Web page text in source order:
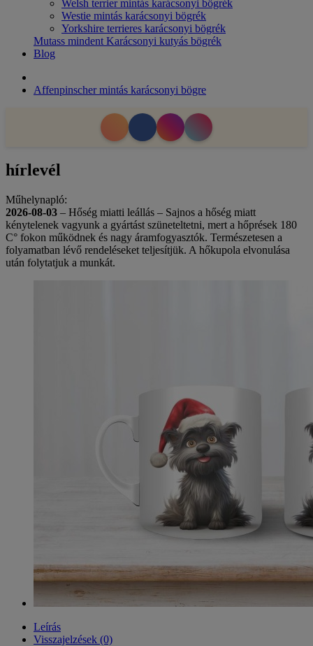
Welsh terrier mintás karácsonyi bögrék
Westie mintás karácsonyi bögrék
Yorkshire terrieres karácsonyi bögrék
Mutass mindent Karácsonyi kutyás bögrék
Blog
Affenpinscher mintás karácsonyi bögre
hírlevél
Műhelynapló:
2026-08-03 – Hőség miatti leállás – Sajnos a hőség miatt
kénytelenek vagyunk a gyártást szüneteltetni, mert a hőprések 180
C° fokon működnek és nagy áramfogyasztók. Természetesen a
folyamatban lévő rendeléseket teljesítjük. A hőkupola elvonulása
után folytatjuk a munkát.
Leírás
Visszajelzések (0)